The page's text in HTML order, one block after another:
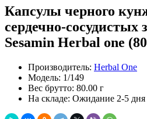
Капсулы черного
сердечно-сосудистых
Sesamin Herbal one
Производитель: Herbal One
Модель: 1/149
Вес брутто: 80.00 г
На складе: Ожидание 2-5 дня